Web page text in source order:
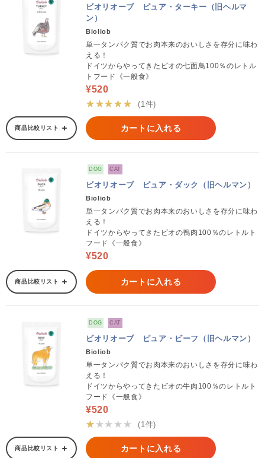
ビオリオーブ ピュア・ターキー（旧ヘルマ
ン）
Bioliob
単一タンパク質でお肉本来のおいしさを存分に味わ
える！
ドイツからやってきたビオの七面鳥100％のレトル
トフード《一般食》
¥520
★★★★★
(1件)
商品比較リスト カートに入れる
DOG CAT
ビオリオーブ ピュア・ダック（旧ヘルマン）
Bioliob
単一タンパク質でお肉本来のおいしさを存分に味わ
える！
ドイツからやってきたビオの鴨肉100％のレトルト
フード《一般食》
¥520
商品比較リスト カートに入れる
DOG CAT
ビオリオーブ ピュア・ビーフ（旧ヘルマン）
Bioliob
単一タンパク質でお肉本来のおいしさを存分に味わ
える！
ドイツからやってきたビオの牛肉100％のレトルト
フード《一般食》
¥520
★★★★★
(1件)
商品比較リスト カートに入れる